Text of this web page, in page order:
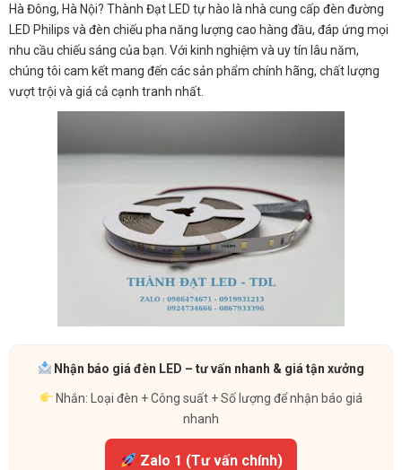
Hà Đông, Hà Nội? Thành Đạt LED tự hào là nhà cung cấp đèn đường
LED Philips và đèn chiếu pha năng lượng cao hàng đầu, đáp ứng mọi
nhu cầu chiếu sáng của bạn. Với kinh nghiệm và uy tín lâu năm,
chúng tôi cam kết mang đến các sản phẩm chính hãng, chất lượng
vượt trội và giá cả cạnh tranh nhất.
Nhận báo giá đèn LED – tư vấn nhanh & giá tận xưởng
Nhắn: Loại đèn + Công suất + Số lượng để nhận báo giá
nhanh
Zalo 1 (Tư vấn chính)